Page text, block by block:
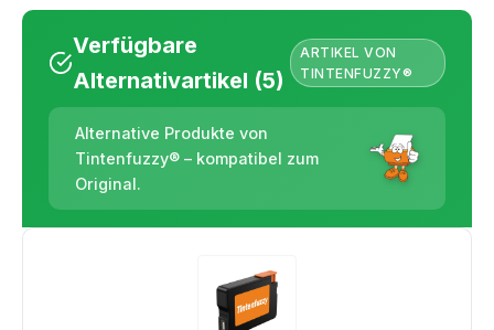
Verfügbare
Alternativartikel (5)
ARTIKEL VON
TINTENFUZZY®
Alternative Produkte von
Tintenfuzzy® – kompatibel zum
Original.